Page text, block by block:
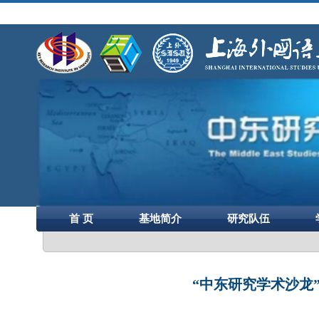
首 页 基地简介 研究队伍
“中东研究学术沙龙